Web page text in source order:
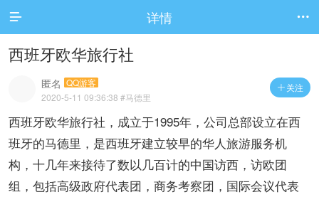
 详情 
西班牙欧华旅行社
 关注
匿名 QQ游客
2020-5-11 09:36:38 #马德里
西班牙欧华旅行社，成立于1995年，公司总部设立在西
班牙的马德里，是西班牙建立较早的华人旅游服务机
构，十几年来接待了数以几百计的中国访西，访欧团
组，包括高级政府代表团，商务考察团，国际会议代表